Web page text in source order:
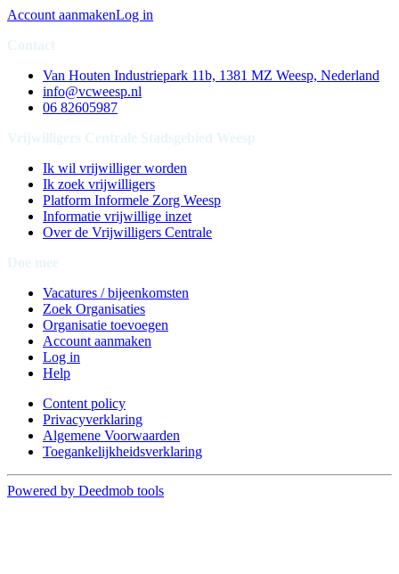
Account aanmakenLog in
Van Houten Industriepark 11b, 1381 MZ Weesp, Nederland
info@vcweesp.nl
06 82605987
Ik wil vrijwilliger worden
Ik zoek vrijwilligers
Platform Informele Zorg Weesp
Informatie vrijwillige inzet
Over de Vrijwilligers Centrale
Vacatures / bijeenkomsten
Zoek Organisaties
Organisatie toevoegen
Account aanmaken
Log in
Help
Content policy
Privacyverklaring
Algemene Voorwaarden
Toegankelijkheidsverklaring
Powered by Deedmob tools